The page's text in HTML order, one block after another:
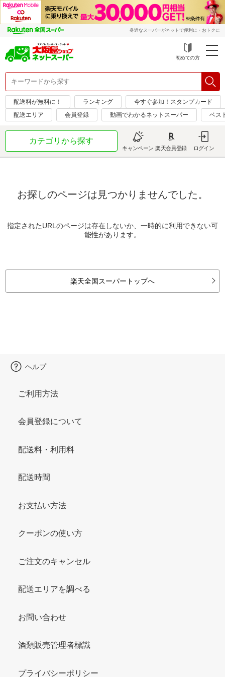
身近なスーパーがネットで便利に・おトクに
初めての方
配送料が無料に！ ランキング
今すぐ参加！スタンプカード
配送エリア
会員登録 動画でわかるネットスーパー ベス
カテゴリから探す
キャンペーン 楽天会員登録 ログイン
お探しのページは見つかりませんでした。
指定されたURLのページは存在しないか、一時的に利用できない可
能性があります。
楽天全国スーパートップへ
ヘルプ
ご利用方法
会員登録について
配送料・利用料
配送時間
お支払い方法
クーポンの使い方
ご注文のキャンセル
配送エリアを調べる
お問い合わせ
酒類販売管理者標識
プライバシーポリシー